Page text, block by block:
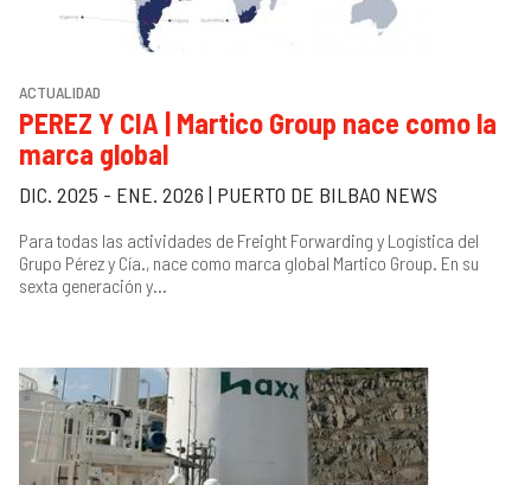
ACTUALIDAD
PEREZ Y CIA | Martico Group nace como la
marca global
DIC. 2025 - ENE. 2026 | PUERTO DE BILBAO NEWS
Para todas las actividades de Freight Forwarding y Logística del
Grupo Pérez y Cía., nace como marca global Martico Group. En su
sexta generación y...